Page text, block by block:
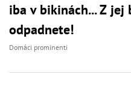
iba v bikinách... Z
odpadnete!
Domáci prominenti